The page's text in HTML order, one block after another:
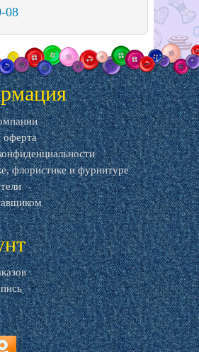
08
оферта
флористике и фурнитуре